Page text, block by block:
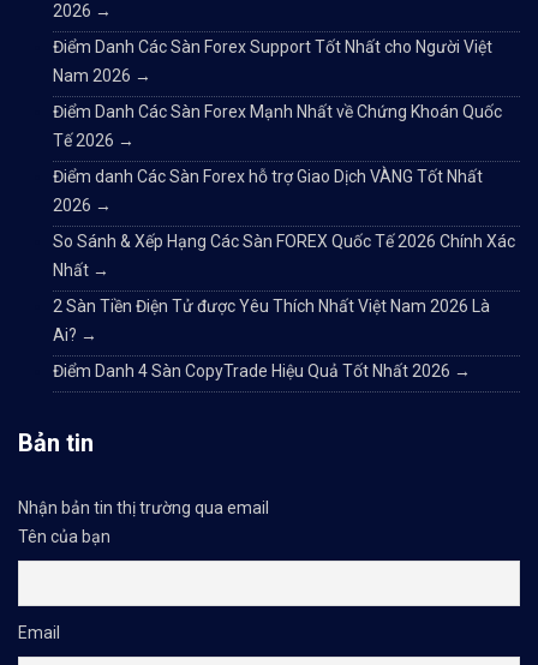
2026 →
Điểm Danh Các Sàn Forex Support Tốt Nhất cho Người Việt
Nam 2026 →
Điểm Danh Các Sàn Forex Mạnh Nhất về Chứng Khoán Quốc
Tế 2026 →
Điểm danh Các Sàn Forex hỗ trợ Giao Dịch VÀNG Tốt Nhất
2026 →
So Sánh & Xếp Hạng Các Sàn FOREX Quốc Tế 2026 Chính Xác
Nhất →
2 Sàn Tiền Điện Tử được Yêu Thích Nhất Việt Nam 2026 Là
Ai? →
Điểm Danh 4 Sàn CopyTrade Hiệu Quả Tốt Nhất 2026 →
Bản tin
Nhận bản tin thị trường qua email
Tên của bạn
Email